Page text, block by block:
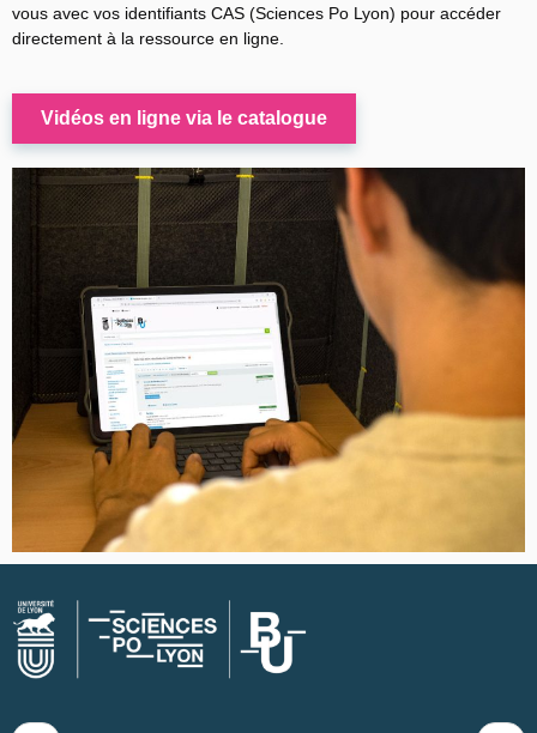
vous avec vos identifiants CAS (Sciences Po Lyon) pour accéder
directement à la ressource en ligne.
Vidéos en ligne via le catalogue